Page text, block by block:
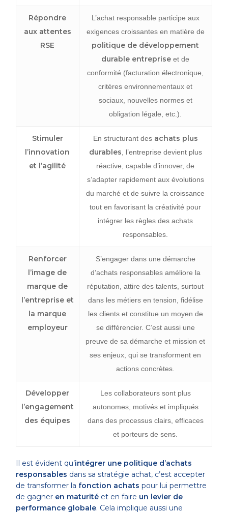
Répondre
aux attentes
RSE
L’achat responsable participe aux
exigences croissantes en matière de
politique de développement
durable entreprise et de
conformité (facturation électronique,
critères environnementaux et
sociaux, nouvelles normes et
obligation légale, etc.).
Stimuler
l’innovation
et l’agilité
En structurant des achats plus
durables , l’entreprise devient plus
réactive, capable d’innover, de
s’adapter rapidement aux évolutions
du marché et de suivre la croissance
tout en favorisant la créativité pour
intégrer les règles des achats
responsables.
Renforcer
l’image de
marque de
l’entreprise et
la marque
employeur
S’engager dans une démarche
d’achats responsables améliore la
réputation, attire des talents, surtout
dans les métiers en tension, fidélise
les clients et constitue un moyen de
se différencier. C’est aussi une
preuve de sa démarche et mission et
ses enjeux, qui se transforment en
actions concrètes.
Développer
l’engagement
des équipes
Les collaborateurs sont plus
autonomes, motivés et impliqués
dans des processus clairs, efficaces
et porteurs de sens.
Il est évident qu’intégrer une politique d’achats
responsables dans sa stratégie achat, c’est accepter
de transformer la fonction achats pour lui permettre
de gagner en maturitéet en faire un levier de
performance globale. Cela implique aussi une